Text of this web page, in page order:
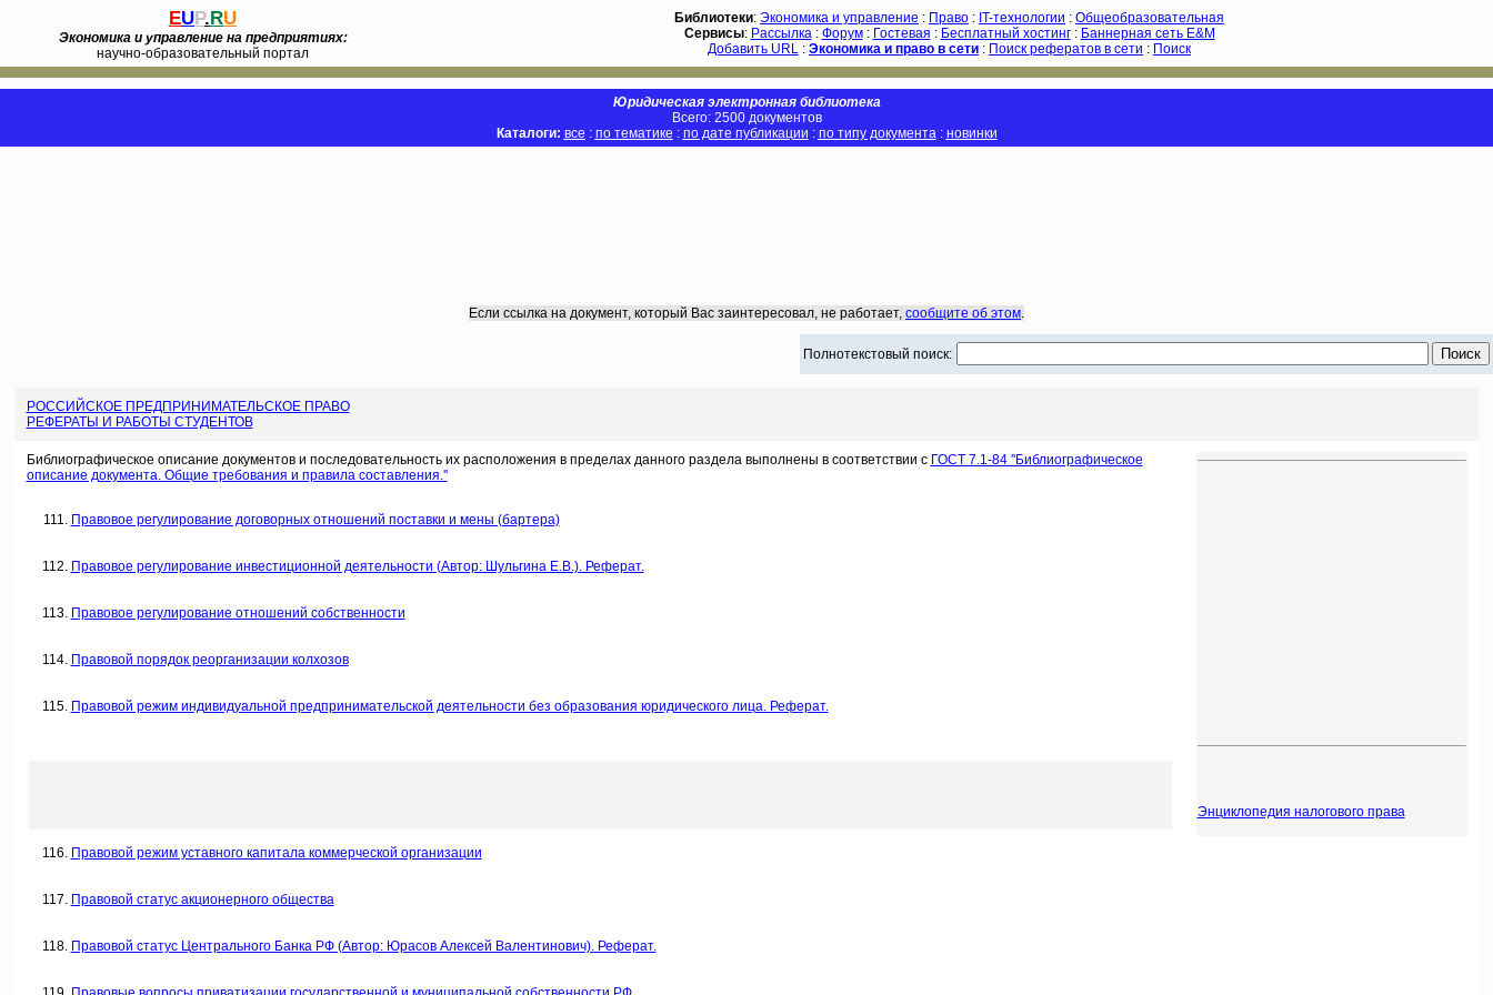
EUP.RU
Экономика и управление на предприятиях:
научно-образовательный портал
Библиотеки: Экономика и управление : Право : IT-технологии : Общеобразовательная
Сервисы: Рассылка: Форум: Гостевая : Бесплатный хостинг: Баннерная сеть E&M
Добавить URL : Экономика и право в сети : Поиск рефератов в сети : Поиск
Юридическая электронная библиотека
Всего: 2500 документов
Каталоги: все : по тематике : по дате публикации : по типу документа: новинки
Если ссылка на документ, который Вас заинтересовал, не работает, сообщите об этом.
Полнотекстовый поиск:
РОССИЙСКОЕ ПРЕДПРИНИМАТЕЛЬСКОЕ ПРАВО
РЕФЕРАТЫ И РАБОТЫ СТУДЕНТОВ
Библиографическое описание документов и последовательность их расположения в пределах данного раздела выполнены в соответствии с ГОСТ 7.1-84 ''Библиографическое
описание документа. Общие требования и правила составления.''
Правовое регулирование договорных отношений поставки и мены (бартера)
Правовое регулирование инвестиционной деятельности (Автор: Шульгина Е.В.). Реферат.
Правовое регулирование отношений собственности
Правовой порядок реорганизации колхозов
Правовой режим индивидуальной предпринимательской деятельности без образования юридического лица. Реферат.
Правовой режим уставного капитала коммерческой организации
Правовой статус акционерного общества
Правовой статус Центрального Банка РФ (Автор: Юрасов Алексей Валентинович). Реферат.
Энциклопедия налогового права